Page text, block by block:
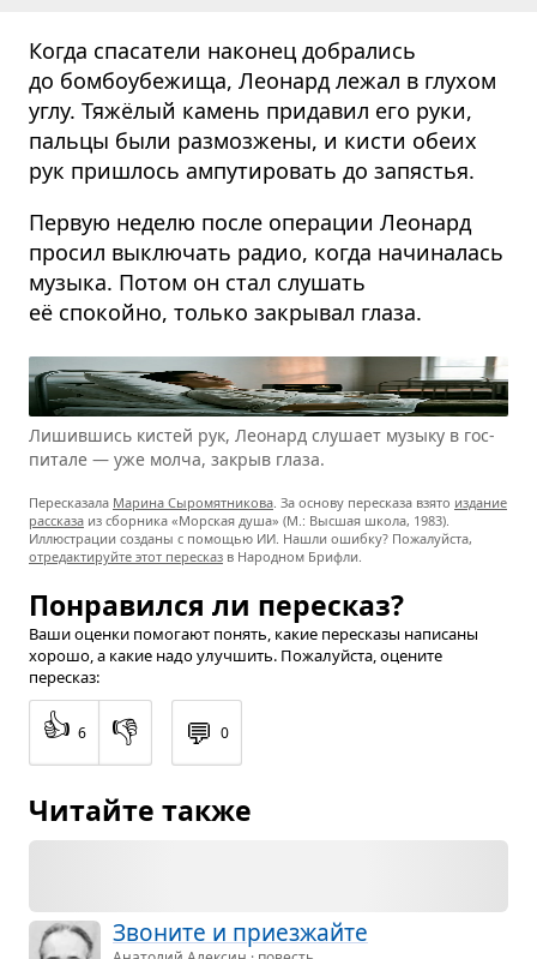
Когда спасатели наконец добрались
до бомбоубежища, Леонард лежал в глухом
углу. Тяжёлый камень придавил его руки,
пальцы были размозжены, и кисти обеих
рук пришлось ампутировать до запястья.
Первую неделю после операции Леонард
просил выключать радио, когда начиналась
музыка. Потом он стал слушать
её спокойно, только закрывал глаза.
Лишив­шись кистей рук, Лео­нард слу­шает музыку в гос­
пи­тале — уже молча, закрыв глаза.
Пересказала Марина Сыромятникова. За основу пересказа взято издание
рассказа из сборника «Морская душа» (М.: Высшая школа, 1983).
Иллюстрации созданы с помощью ИИ. Нашли ошибку? Пожалуйста,
отредактируйте этот пересказ в Народном Брифли.
Понравился ли пересказ?
Ваши оценки помогают понять, какие пересказы написаны
хорошо, а какие надо улучшить. Пожалуйста, оцените
пересказ:
👍 6 👎 💬 0
Читайте также
Зво­ните и при­ез­жайте